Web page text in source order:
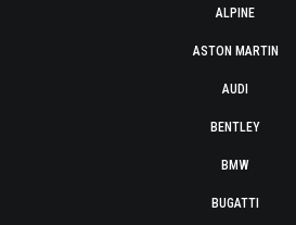
ALPINE
ASTON MARTIN
AUDI
BENTLEY
BMW
BUGATTI